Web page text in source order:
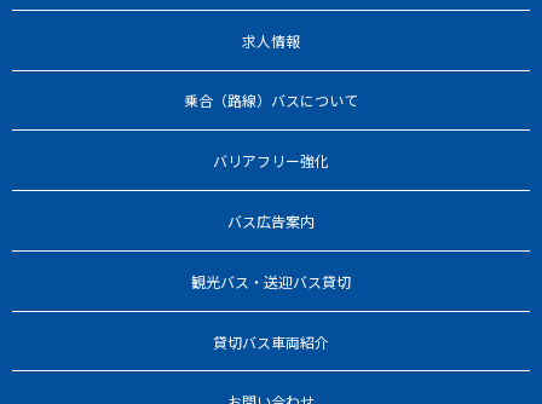
求人情報
乗合（路線）バスについて
バリアフリー強化
バス広告案内
観光バス・送迎バス貸切
貸切バス車両紹介